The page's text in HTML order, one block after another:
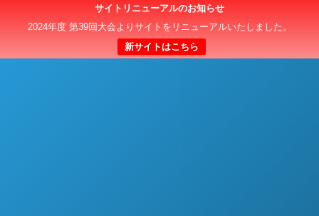
サイトリニューアルのお知らせ
2024年度 第39回大会よりサイトをリニューアルいたしました。
新サイトはこちら
日本クラブユースサッカー選手権（U-15）大会